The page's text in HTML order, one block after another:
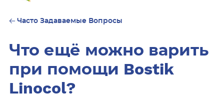
Часто Задаваемые Вопросы
Что ещё можно варить
при помощи Bostik
Linocol?